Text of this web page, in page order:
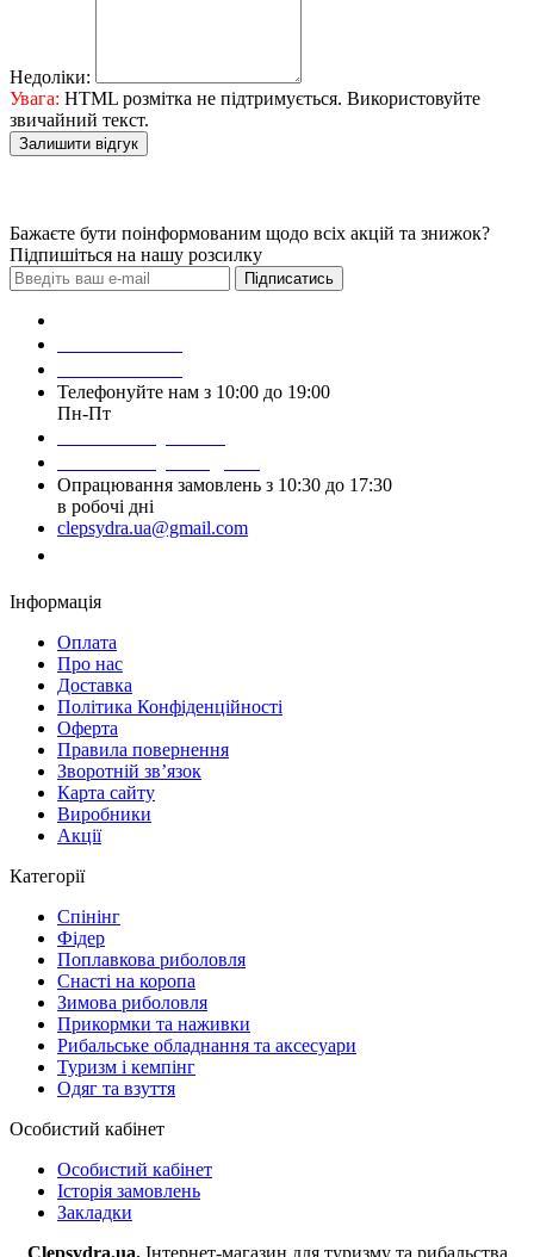
Недоліки:
Увага: HTML розмітка не підтримується. Використовуйте
звичайний текст.
Залишити відгук
Бажаєте бути поінформованим щодо всіх акцій та знижок?
Підпишіться на нашу розсилку
Підписатись
Телефонуйте нам з 10:00 до 19:00
Пн-Пт
Опрацювання замовлень з 10:30 до 17:30
в робочі дні
clepsydra.ua@gmail.com
Інформація
Оплата
Про нас
Доставка
Політика Конфіденційності
Оферта
Правила повернення
Зворотній зв’язок
Карта сайту
Виробники
Акції
Категорії
Спінінг
Фідер
Поплавкова риболовля
Снасті на коропа
Зимова риболовля
Прикормки та наживки
Рибальське обладнання та аксесуари
Туризм і кемпінг
Одяг та взуття
Особистий кабінет
Особистий кабінет
Історія замовлень
Закладки
Clepsydra.ua. Інтернет-магазин для туризму та рибальства